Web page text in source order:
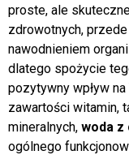
proste, ale
zdrowotnych,
nawodnieniem
dlatego spożycie
pozytywny wpływ
zawartości witamin,
mineralnych, woda z
ogólnego